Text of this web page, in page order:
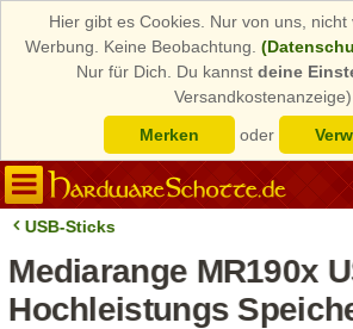
Hier gibt es Cookies. Nur von uns, nicht
Werbung. Keine Beobachtung.
Nur für Dich. Du kannst deine
Versandkostenanzeige)
Merken
oder
USB-Sticks
Mediarange MR190x
Hochleistungs